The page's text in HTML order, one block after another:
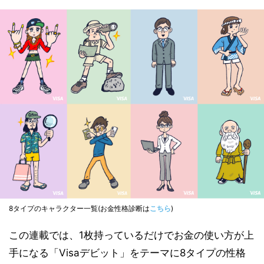
8タイプのキャラクター一覧(お金性格診断はこちら)
この連載では、1枚持っているだけでお金の使い方が上
手になる「Visaデビット」をテーマに8タイプの性格